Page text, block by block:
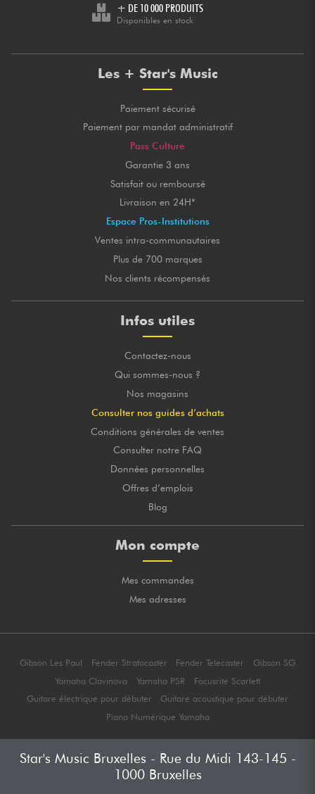
+ DE 10 000 PRODUITS
Disponibles en stock
Les + Star's Music
Paiement sécurisé
Paiement par mandat administratif
Pass Culture
Garantie 3 ans
Satisfait ou remboursé
Livraison en 24H*
Espace Pros-Institutions
Ventes intra-communautaires
Plus de 700 marques
Nos clients récompensés
Infos utiles
Contactez-nous
Qui sommes-nous ?
Nos magasins
Consulter nos guides d’achats
Conditions générales de ventes
Consulter notre FAQ
Données personnelles
Offres d’emplois
Blog
Mon compte
Mes commandes
Mes adresses
Gibson Les Paul Fender Stratocaster Fender Telecaster
Gibson SG
Yamaha Clavinova
Yamaha PSR
Focusrite Scarlett
Guitare électrique pour débuter
Guitare acoustique pour débuter
Piano Numérique Yamaha
Star's Music Bruxelles - Rue du Midi 143-145 -
1000 Bruxelles